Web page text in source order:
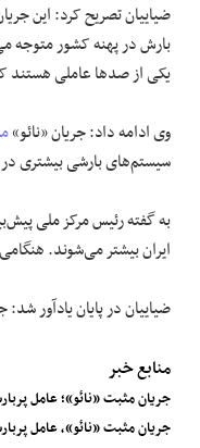
ضیاییان تصریح کرد: این
بارش در پهنه کشور متوجه
یکی از صد‌ها عاملی هستند
وی ادامه داد: جریان «نائو»
سیستم‌های بارشی بیشتری
به گفته رئیس مرکز ملی
ایران بیشتر می‌شوند.
ضیاییان در پایان یادآور
منابع خبر
جریان مثبت «نائو»؛ عامل
جریان مثبت «نائو»، عامل